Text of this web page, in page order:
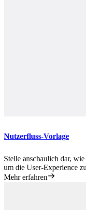
Nutzerfluss-Vorlage
Stelle anschaulich dar,
um die User-Experience
Mehr erfahren